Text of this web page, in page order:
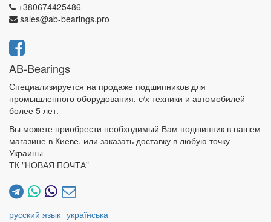
+380674425486
sales@ab-bearings.pro
AB-Bearings
Специализируется на продаже подшипников для
промышленного оборудования, с/х техники и автомобилей
более 5 лет.
Вы можете приобрести необходимый Вам подшипник в нашем
магазине в Киеве, или заказать доставку в любую точку
Украины
ТК "НОВАЯ ПОЧТА"
русский язык українська